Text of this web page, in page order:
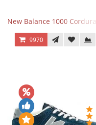
New Balance 1000
9970